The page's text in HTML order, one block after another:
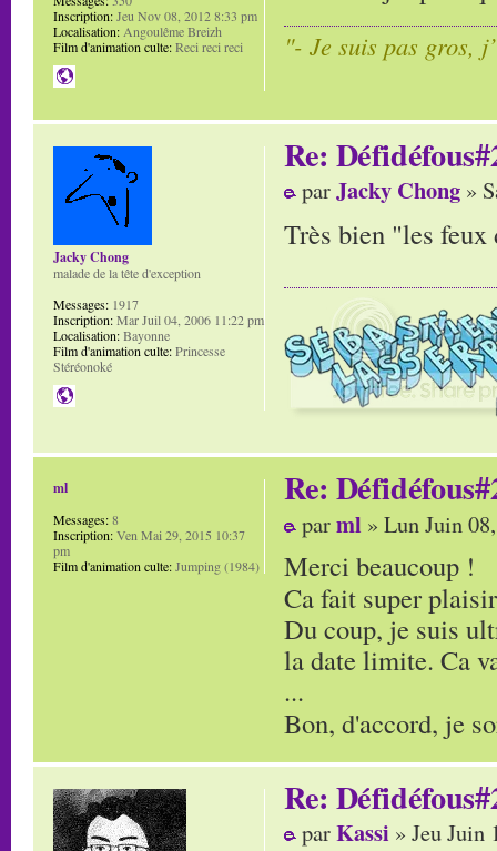
"- Je suis pas gros,
Inscription:Jeu Nov 08, 2012 8:33 pm
Localisation: Angoulême Breizh
Film d'animation culte:Reci reci reci
Re:
parJacky Chong »
Très bien "les
Jacky Chong
malade de la tête d'exception
Messages: 1917
Inscription:Mar Juil 04, 2006 11:22 pm
Localisation:Bayonne
Film d'animation culte:Princesse
Stéréonoké
Re:
parml » Lun Juin
Merci beaucoup !
Ca fait super
Du coup, je suis
la date limite. Ca
...
Bon, d'accord, je
ml
Messages:8
Inscription:Ven Mai 29, 2015 10:37
pm
Film d'animation culte:Jumping (1984)
Re:
parKassi » Jeu Juin